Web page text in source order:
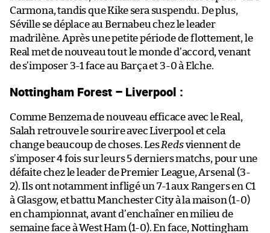
Carmona, tandis que Kike sera suspendu. De plus,
Séville se déplace au Bernabeu chez le leader
madrilène. Après une petite période de flottement, le
Real met de nouveau tout le monde d’accord, venant
de s’imposer 3-1 face au Barça et 3-0 à Elche.
Nottingham Forest – Liverpool :
Comme Benzema de nouveau efficace avec le Real,
Salah retrouve le sourire avec Liverpool et cela
change beaucoup de choses. LesRedsviennent de
s’imposer 4 fois sur leurs 5 derniers matchs, pour une
défaite chez le leader de Premier League, Arsenal (3-
2). Ils ont notamment infligé un 7-1 aux Rangers en C1
à Glasgow, et battu Manchester City à la maison (1-0)
en championnat, avant d’enchaîner en milieu de
semaine face à West Ham (1-0). En face, Nottingham